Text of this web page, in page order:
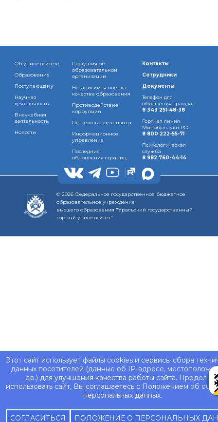
Этот сайт использует файлы cookies и сервисы сбора
данных посетителей (данные об IP-адресе,
др.) для улучшения качества работы сайта.
использовать сайт, Вы соглашаетесь с Положением об
персональных данных.
СОГЛАСИТЬСЯ ПОЛОЖЕНИЕ О ПЕРСОНАЛЬНЫХ
Об университете
Образование
Поступающему
Научная
деятельность
Внеучебная
деятельность
Новости
Сведения об
образовательной
организации
Независимая оценка
качества образования
Противодействие
коррупции
Платежные реквизиты
Информационное
управление
Последние
обновления страниц
Контакты
Сотрудники
Документы
Телефон для
обращения граждан
8 343 251-48-38
Горячая линия
Минобрнауки РФ
8 800 222-55-71
Психологическая
служба
8 982 760-44-14
© 2026 Федеральное государственное бюджетное
образовательное учреждение
высшего образования "Уральский государственный
горный университет"